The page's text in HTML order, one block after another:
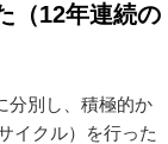
（12年連続の
分別し、積極的か
イクル）を行った